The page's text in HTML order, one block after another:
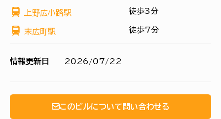
上野広小路駅 徒歩3分
末広町駅 徒歩7分
情報更新日 2026/07/22
このビルについて問い合わせる